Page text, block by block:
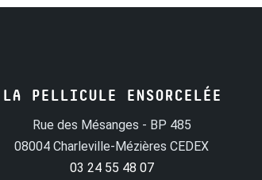
LA PELLICULE ENSORCELÉE
Rue des Mésanges - BP 485
08004 Charleville-Mézières CEDEX
03 24 55 48 07